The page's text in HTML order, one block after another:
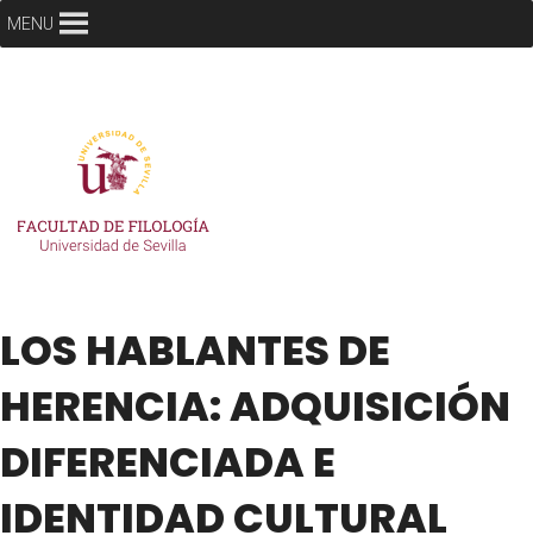
MENU
LOS HABLANTES DE
HERENCIA: ADQUISICIÓN
DIFERENCIADA E
IDENTIDAD CULTURAL